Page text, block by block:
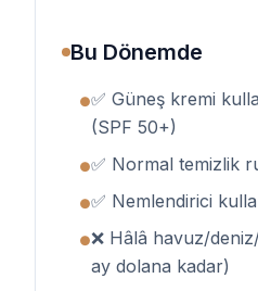
Bu Dönemde
●✅ Güneş kremi
(SPF 50+)
●✅ Normal temizlik
●✅ Nemlendirici
●❌ Hâlâ havuz/
ay dolana kadar)